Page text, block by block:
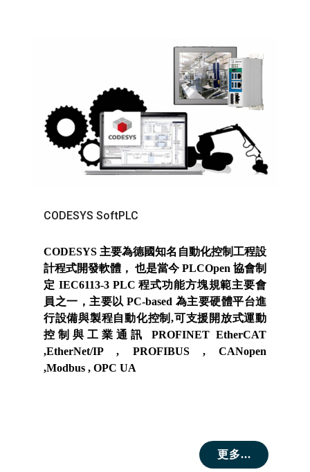
CODESYS SoftPLC
CODESYS 主要為德國知名自動化控制工程設
計程式開發軟體， 也是當今 PLCOpen 協會制
定 IEC6113-3 PLC 程式功能方塊規範主要會
員之一，主要以 PC-based 為主要硬體平台進
行設備與製程自動化控制,可支援開放式運動
控制與工業通訊 PROFINET EtherCAT
,EtherNet/IP , PROFIBUS , CANopen
,Modbus , OPC UA
更多...